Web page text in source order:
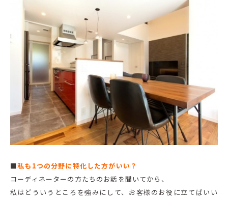
■私も1つの分野に特化した方がいい？
コーディネーターの方たちのお話を聞いてから、
私はどういうところを強みにして、お客様のお役に立てばいい